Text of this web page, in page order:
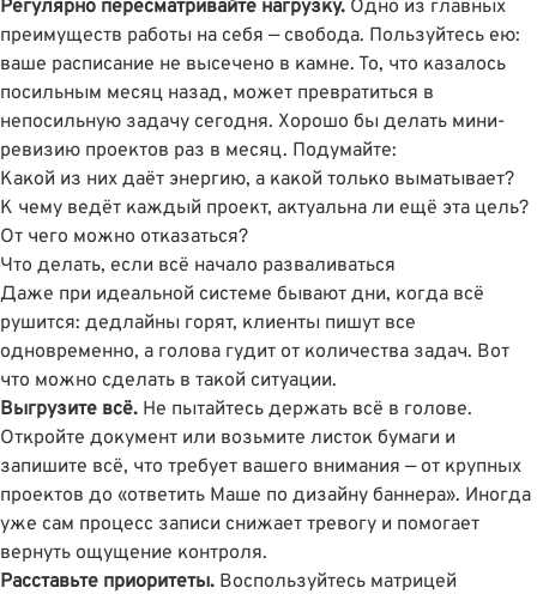
Регулярно пересматривайте нагрузку. Одно из главных
преимуществ работы на себя — свобода. Пользуйтесь ею:
ваше расписание не высечено в камне. То, что казалось
посильным месяц назад, может превратиться в
непосильную задачу сегодня. Хорошо бы делать мини-
ревизию проектов раз в месяц. Подумайте:
Какой из них даёт энергию, а какой только выматывает?
К чему ведёт каждый проект, актуальна ли ещё эта цель?
От чего можно отказаться?
Что делать, если всё начало разваливаться
Даже при идеальной системе бывают дни, когда всё
рушится: дедлайны горят, клиенты пишут все
одновременно, а голова гудит от количества задач. Вот
что можно сделать в такой ситуации.
Выгрузите всё. Не пытайтесь держать всё в голове.
Откройте документ или возьмите листок бумаги и
запишите всё, что требует вашего внимания — от крупных
проектов до «ответить Маше по дизайну баннера». Иногда
уже сам процесс записи снижает тревогу и помогает
вернуть ощущение контроля.
Расставьте приоритеты. Воспользуйтесь матрицей